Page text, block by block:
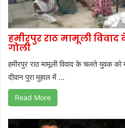
हमीरपुर राठ मामूली
गोली
हमीरपुर राठ मामूली विवाद के चलते युवक को
दीवान पुरा मुहाल में ...
Read More